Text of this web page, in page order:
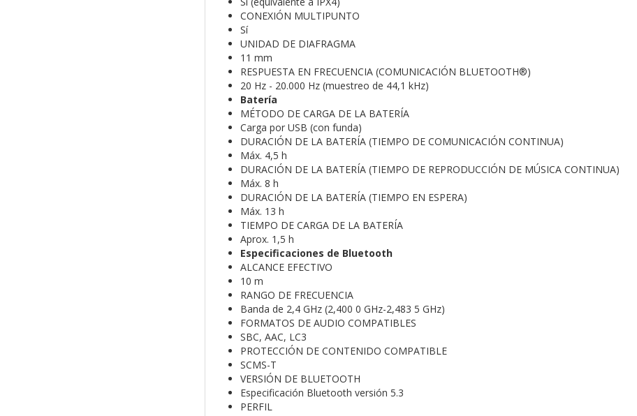
CONEXIÓN MULTIPUNTO
Sí
UNIDAD DE DIAFRAGMA
11 mm
RESPUESTA EN FRECUENCIA (COMUNICACIÓN BLUETOOTH®)
20 Hz - 20.000 Hz (muestreo de 44,1 kHz)
Batería
MÉTODO DE CARGA DE LA BATERÍA
Carga por USB (con funda)
DURACIÓN DE LA BATERÍA (TIEMPO DE COMUNICACIÓN CONTINUA)
Máx. 4,5 h
DURACIÓN DE LA BATERÍA (TIEMPO DE REPRODUCCIÓN DE MÚSICA CONTINUA)
Máx. 8 h
DURACIÓN DE LA BATERÍA (TIEMPO EN ESPERA)
Máx. 13 h
TIEMPO DE CARGA DE LA BATERÍA
Aprox. 1,5 h
Especificaciones de Bluetooth
ALCANCE EFECTIVO
10 m
RANGO DE FRECUENCIA
Banda de 2,4 GHz (2,400 0 GHz-2,483 5 GHz)
FORMATOS DE AUDIO COMPATIBLES
SBC, AAC, LC3
PROTECCIÓN DE CONTENIDO COMPATIBLE
SCMS-T
VERSIÓN DE BLUETOOTH
Especificación Bluetooth versión 5.3
PERFIL